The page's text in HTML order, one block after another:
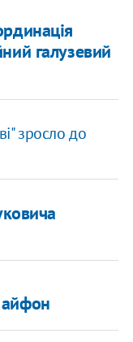
галузевий
зросло до